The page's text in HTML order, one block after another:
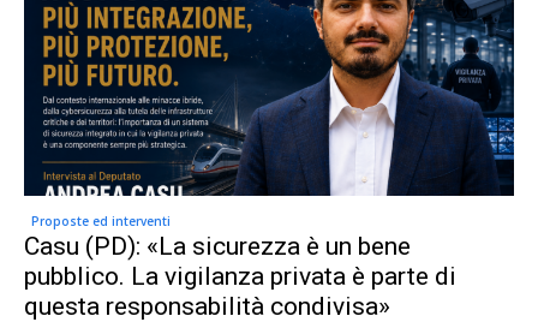
Proposte ed interventi
Casu (PD): «La sicurezza è un bene
pubblico. La vigilanza privata è parte di
questa responsabilità condivisa»